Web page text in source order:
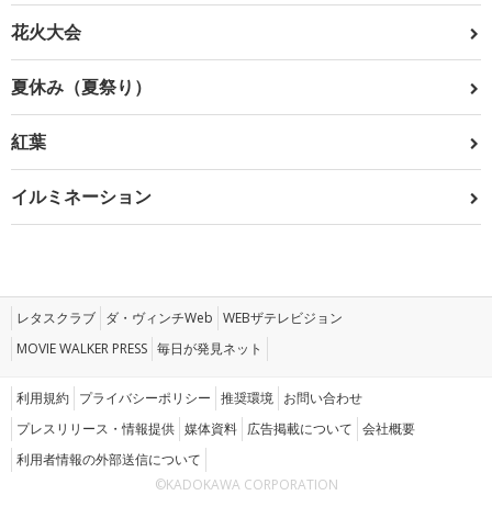
花火大会
夏休み（夏祭り）
紅葉
イルミネーション
レタスクラブ ダ・ヴィンチWeb WEBザテレビジョン
MOVIE WALKER PRESS 毎日が発見ネット
利用規約 プライバシーポリシー 推奨環境 お問い合わせ
プレスリリース・情報提供 媒体資料 広告掲載について 会社概要
利用者情報の外部送信について
©KADOKAWA CORPORATION